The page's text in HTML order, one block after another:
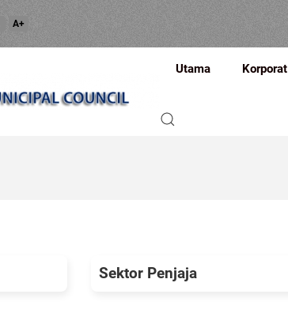
A+
Utama Korporat
Sektor Penjaja